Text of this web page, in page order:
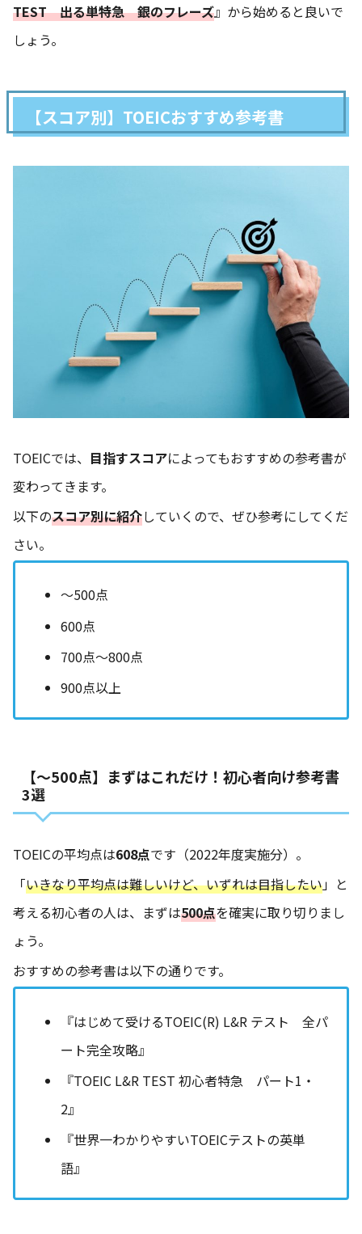
TEST 出る単特急 銀のフレーズ』から始めると良いで
しょう。
【スコア別】TOEICおすすめ参考書
TOEICでは、 目指すスコアによってもおすすめの参考書が
変わってきます。
以下のスコア別に紹介していくので、ぜひ参考にしてくだ
さい。
〜500点
600点
700点〜800点
900点以上
【〜500点】まずはこれだけ！初心者向け参考書
3選
TOEICの平均点は608点です（2022年度実施分）。
「いきなり平均点は難しいけど、いずれは目指したい」と
考える初心者の人は、まずは500点を確実に取り切りまし
ょう。
おすすめの参考書は以下の通りです。
『はじめて受けるTOEIC(R) L&R テスト 全パ
ート完全攻略』
『TOEIC L&R TEST 初心者特急 パート1・
2』
『世界一わかりやすいTOEICテストの英単
語』